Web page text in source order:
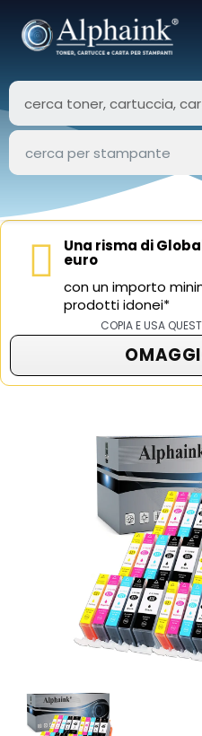
Una risma di
euro
con un importo
prodotti idonei*
COPIA E USA